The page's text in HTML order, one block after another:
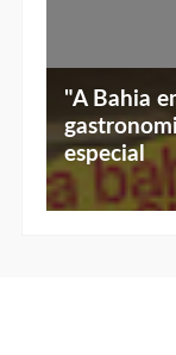
"A Bahia
especial